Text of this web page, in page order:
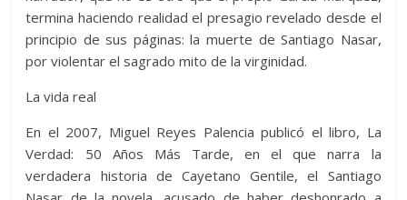
termina haciendo realidad el presagio revelado desde el
principio de sus páginas: la muerte de Santiago Nasar,
por violentar el sagrado mito de la virginidad.
La vida real
En el 2007, Miguel Reyes Palencia publicó el libro, La
Verdad: 50 Años Más Tarde, en el que narra la
verdadera historia de Cayetano Gentile, el Santiago